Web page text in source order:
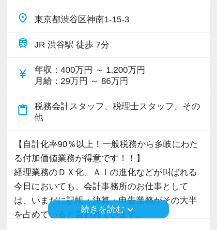
ップしていきましょう。
▽ステップ1(入社〜約1ヶ月)
先輩が担当しているお客様の月次試算表を作成
しながら少しずつレベルアップしていきましょ
頂くことで、より理解と知識が深まります！
そろそろ入力業務に慣れてきますので、本人の
希望に応じて決算業務、年末調整業務、確定申
告業務にもチャレンジして頂けます。先輩スタ
ッフがサポートしますので、安心して税務・会
計の業務を一通り覚えられます！
私達は「税務のプロフェッショナルとしてお客
お客様から「こうしたい」という理想をいただ
いたら、それを一緒になって実現するために大
ます。ご紹介案件が7割を超えているのも、そう
いった私たちの姿勢がお客様から評価されてい
今後もお客様に満足していただけるようにスキ
ルの向上を目指し、税務のプロとして高い信頼
を獲得していきます。
お客様から信頼され、心の通ったサービスを提
供する真の「税務プロフェッショナル」として
補助業務からスタートした上で、少しずつでき
る範囲を広げていく。
そして、社内外の研修を通じて専門知識を習得
ジ。
未経験の業務でも、必ず２人以上の体制でのサ
く中小企業の経理業務に関する一通りの実践経
験が身に着きます。
また、更なるキャリアアップを目指し、専門性
の高い案件にもチャレンジでき、税理士試験合
格に向けた勉強とも両立できる環境です。
place 東京都渋谷区神南1-15-3
train JR 渋谷駅 徒歩 7分
currency_yen 年収 ：400万円 ～ 1,200万円
月給 ：29万円 ～ 86万円
content_paste
税務会計スタッフ、税理士スタッフ、その
他
【自計化率90％以上！一般税務から多岐にわた
る付加価値業務が得意です！！】
経理業務のＤＸ化、ＡＩの進化などが叫ばれる
今日においても、会計事務所のお仕事として
は、いまだに記帳・決算・申告業務がその大半
を占めていると言われています。
続きを読む keyboard_arrow_down